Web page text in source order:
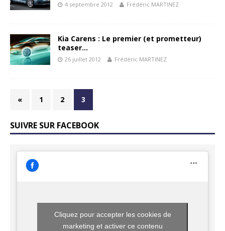
4 septembre 2012 Frédéric MARTINEZ
Kia Carens : Le premier (et prometteur)
teaser…
26 juillet 2012 Frédéric MARTINEZ
« 1 2 3
SUIVRE SUR FACEBOOK
Cliquez pour accepter les cookies de
marketing et activer ce contenu